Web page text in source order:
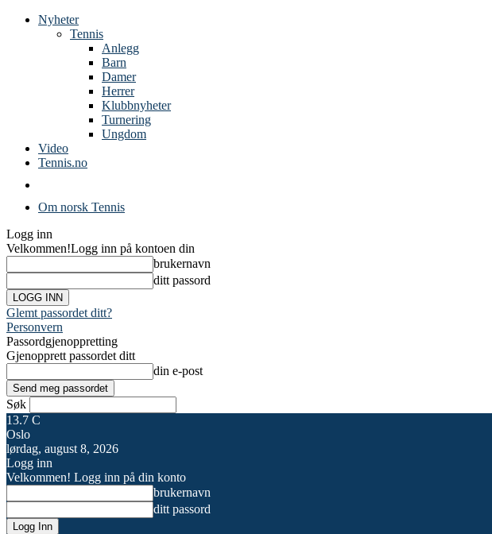
Nyheter
Tennis
Anlegg
Barn
Damer
Herrer
Klubbnyheter
Turnering
Ungdom
Video
Tennis.no
Om norsk Tennis
Logg inn
Velkommen!Logg inn på kontoen din
brukernavn
ditt passord
Glemt passordet ditt?
Personvern
Passordgjenoppretting
Gjenopprett passordet ditt
din e-post
Søk
13.7 C
Oslo
lørdag, august 8, 2026
Logg inn
Velkommen! Logg inn på din konto
brukernavn
ditt passord